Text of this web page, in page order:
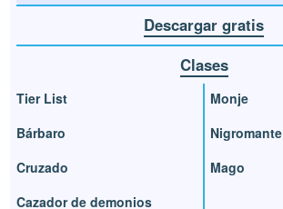
Descargar gratis
Clases
Tier List
Bárbaro
Cruzado
Cazador de demonios
Monje
Nigromante
Mago